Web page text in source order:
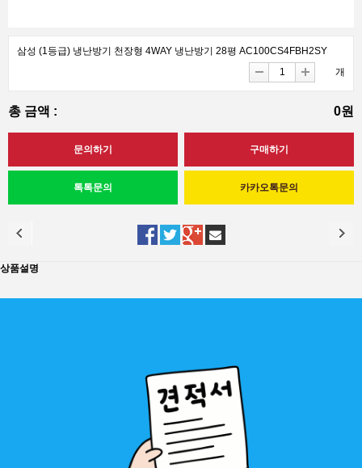
삼성 (1등급) 냉난방기 천장형 4WAY 냉난방기 28평 AC100CS4FBH2SY
개
총 금액 : 0원
상품설명